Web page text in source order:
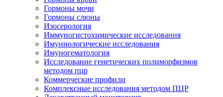
Гормоны мочи
Гормоны слюны
Изосерология
Иммуногистохимические исследования
Имуннологические исследования
Имуногематология
Исследование генетических полиморфизмов
методом пцр
Коммерческие профили
Комплексные исследования методом ПЦР